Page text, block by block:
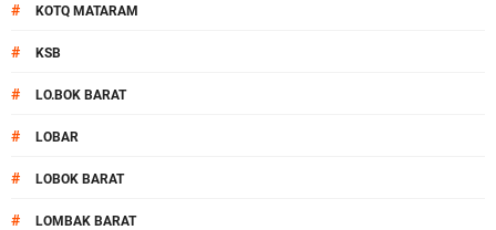
# KOTQ MATARAM
# KSB
# LO.BOK BARAT
# LOBAR
# LOBOK BARAT
# LOMBAK BARAT